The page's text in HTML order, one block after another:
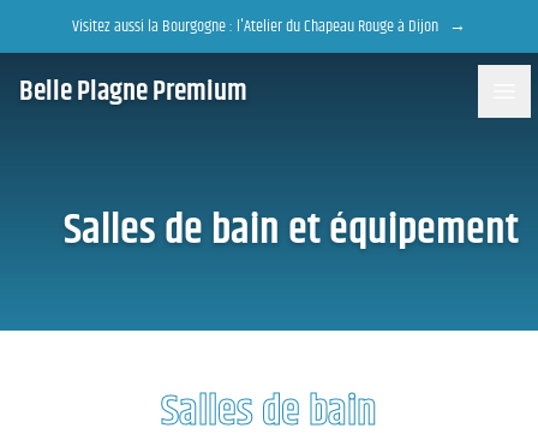
Accès au contenuVisitez aussi la Bourgogne : l'Atelier du Chapeau Rouge à Dijon →
Belle Plagne Premium
Salles de bain et équipement
Salles de bain
Panneau de gestion des cookies